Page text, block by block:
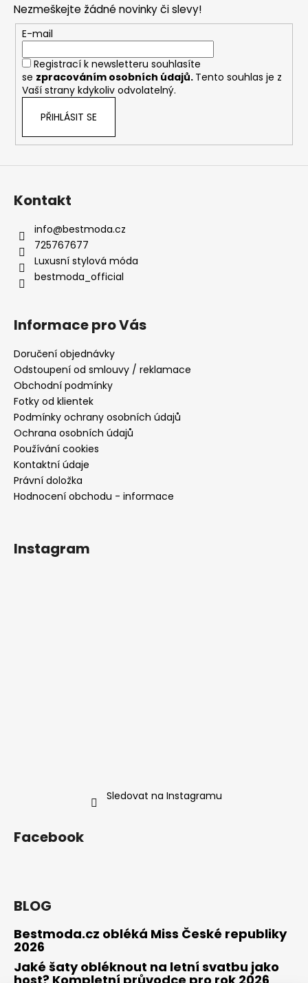
a
c
í
p
r
v
ý
p
Nezmeškejte žádné novinky či slevy!
E-mail
Registrací k newsletteru souhlasíte
se zpracováním osobních údajů. Tento souhlas je z
Vaší strany kdykoliv odvolatelný.
PŘIHLÁSIT SE
Kontakt
info@bestmoda.cz
725767677
Luxusní stylová móda
bestmoda_official
Informace pro Vás
Doručení objednávky
Odstoupení od smlouvy / reklamace
Obchodní podmínky
Fotky od klientek
Podmínky ochrany osobních údajů
Ochrana osobních údajů
Používání cookies
Kontaktní údaje
Právní doložka
Hodnocení obchodu - informace
Instagram
Sledovat na Instagramu
Facebook
BLOG
Bestmoda.cz obléká Miss České republiky
2026
Jaké šaty obléknout na letní svatbu jako